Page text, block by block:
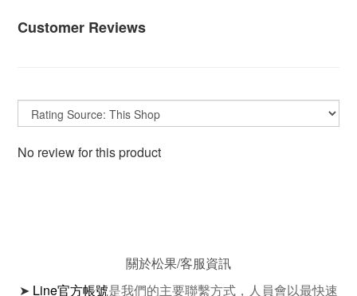
Customer Reviews
No review for this product
關於松果/客服資訊
➤ Line官方帳號是我們的主要聯繫方式，人員會以最快速